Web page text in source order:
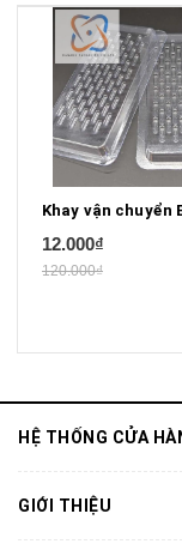
12.000₫
120.000₫
HỆ THỐNG CỬA
GIỚI THIỆU